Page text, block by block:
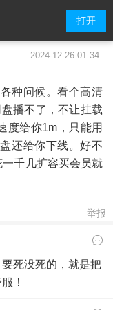
打开
2024-12-26 01:34
种问候。看个高清
播不了，不让挂载
度给你1m，只能用
还给你下线。好不
千几扩容买会员就
举报
死没死的，就是把
！